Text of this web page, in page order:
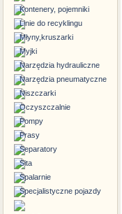
Kontenery, pojemniki
Linie do recyklingu
Młyny,kruszarki
Myjki
Narzędzia hydrauliczne
Narzędzia pneumatyczne
Niszczarki
Oczyszczalnie
Pompy
Prasy
Separatory
Sita
Spalarnie
Specjalistyczne pojazdy